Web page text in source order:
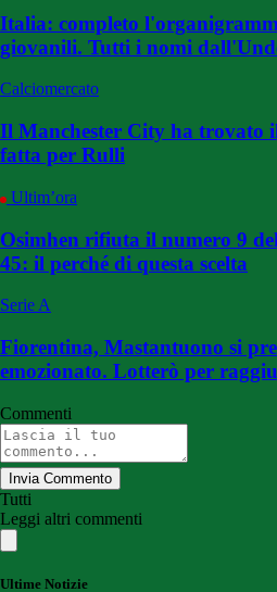
Italia: completo
giovanili. Tutti i nomi
Calciomercato
Il Manchester City ha trovato
fatta per Rulli
Ultim’ora
Osimhen rifiuta il numero 9
45: il perché di questa scelta
Serie A
Fiorentina, Mastantuono si
emozionato. Lotterò per
Commenti
Invia Commento
Tutti
Leggi altri commenti
Ultime Notizie